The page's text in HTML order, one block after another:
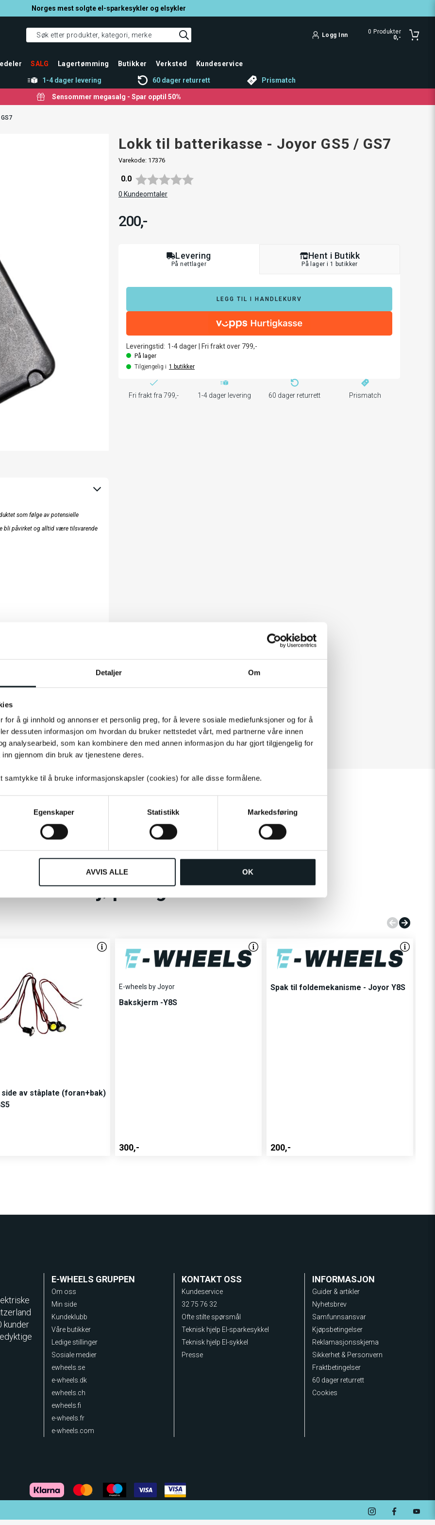
Detaljer Om
for å gi innhold og annonser et personlig preg, for å levere sosiale mediefunksjoner og for å
dessuten informasjon om hvordan du bruker nettstedet vårt, med partnerne våre innen
analysearbeid, som kan kombinere den med annen informasjon du har gjort tilgjengelig for
gjennom din bruk av tjenestene deres.
samtykke til å bruke informasjonskapsler (cookies) for alle disse formålene.
Egenskaper Statistikk Markedsføring
AVVIS ALLE OK
Norges mest solgte el-sparkesykler og elsykler
Logg Inn 0 Produkter
0,-
SALG Lagertømming Butikker Verksted Kundeservice
1-4 dager levering 60 dager returrett Prismatch
Sensommer megasalg - Spar opptil 50%
som følge av potensielle
bli påvirket og alltid være tilsvarende
Lokk til batterikasse - Joyor GS5 / GS7
Varekode: 17376
Gjennomsnittskarakter:
0.0
0 Kundeomtaler
200,-
Levering
På nettlager
LEGG TIL I HANDLEKURV
Leveringstid: 1-4dager Fri frakt over 799,-
På lager
Tilgjengelig i 1 butikker
Hent i Butikk
På lager i 1 butikker
Fri frakt fra 799,- 1-4 dager levering 60 dager returrett Prismatch
Andre så også på
Andre kjøpte også
side av ståplate (foran+bak)
E-wheels by Joyor
Bakskjerm -Y8S
300,-
Spak til foldemekanisme - Joyor Y8S
200,-
kunder
E-WHEELS GRUPPEN
Om oss
Min side
Kundeklubb
Våre butikker
Ledige stillinger
Sosiale medier
ewheels.se
e-wheels.dk
ewheels.ch
ewheels.fi
e-wheels.fr
e-wheels.com
KONTAKT OSS
Kundeservice
32 75 76 32
Ofte stilte spørsmål
Teknisk hjelp El-sparkesykkel
Teknisk hjelp El-sykkel
Presse
INFORMASJON
Guider & artikler
Nyhetsbrev
Samfunnsansvar
Kjøpsbetingelser
Reklamasjonsskjema
Sikkerhet & Personvern
Fraktbetingelser
60 dager returrett
Cookies